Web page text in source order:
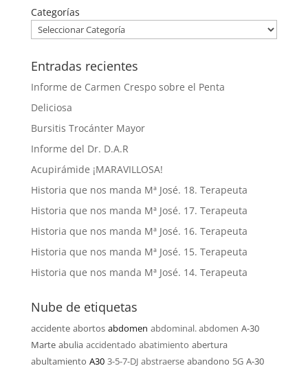
Categorías
Entradas recientes
Informe de Carmen Crespo sobre el Penta
Deliciosa
Bursitis Trocánter Mayor
Informe del Dr. D.A.R
Acupirámide ¡MARAVILLOSA!
Historia que nos manda Mª José. 18. Terapeuta
Historia que nos manda Mª José. 17. Terapeuta
Historia que nos manda Mª José. 16. Terapeuta
Historia que nos manda Mª José. 15. Terapeuta
Historia que nos manda Mª José. 14. Terapeuta
Nube de etiquetas
accidente abortos abdomen abdominal. abdomen A-30
Marte abulia accidentado abatimiento abertura
abultamiento A30 3-5-7-DJ abstraerse abandono 5G A-30